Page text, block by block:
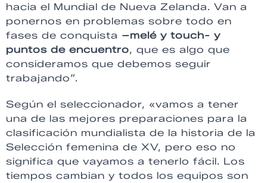
hacia el Mundial de Nueva Zelanda. Van a
ponernos en problemas sobre todo en
fases de conquista –melé y touch- y
puntos de encuentro, que es algo que
consideramos que debemos seguir
trabajando”.
Según el seleccionador, «vamos a tener
una de las mejores preparaciones para la
clasificación mundialista de la historia de la
Selección femenina de XV, pero eso no
significa que vayamos a tenerlo fácil. Los
tiempos cambian y todos los equipos son